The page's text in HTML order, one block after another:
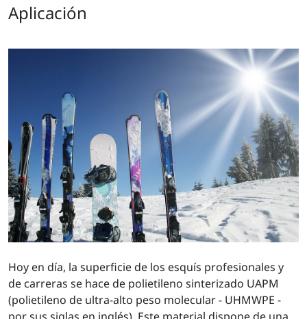
Aplicación
Hoy en día, la superficie de los esquís profesionales y
de carreras se hace de polietileno sinterizado UAPM
(polietileno de ultra-alto peso molecular - UHMWPE -